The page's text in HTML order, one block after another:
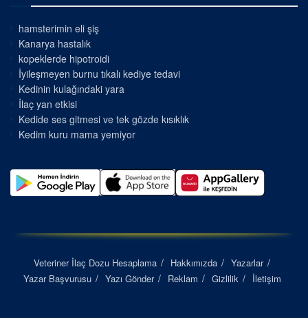
hamsterimin eli şiş
Kanarya hastalık
kopeklerde hipotroidi
İyileşmeyen burnu tıkalı kediye tedavi
Kedinin kulağındaki yara
İlaç yan etkisi
Kedide ses gitmesi ve tek gözde kısıklık
Kedim kuru mama yemiyor
Veteriner İlaç Dozu Hesaplama Hakkımızda
Yazarlar
Yazar Başvurusu
Yazı Gönder Reklam Gizlilik İletişim